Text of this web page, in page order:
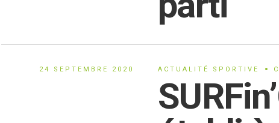
24 SEPTEMBRE 2020 ACTUALITÉ SPORTIVE